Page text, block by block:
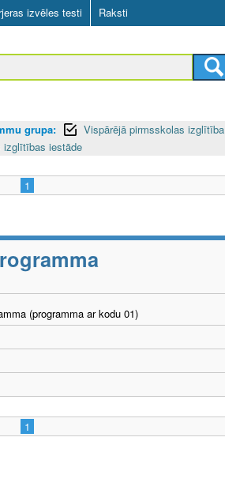
izvēles testi Raksti
grupa:
Vispārējā pirmsskolas izglītība
izglītības iestāde
1
(programma ar kodu 01)
1